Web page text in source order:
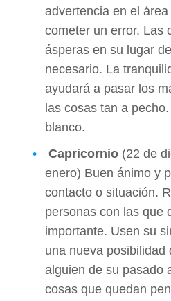
advertencia en el
cometer un error. Las
ásperas en su lugar
necesario. La
ayudará a pasar los
las cosas tan a
blanco.
Capricornio (22 de
enero) Buen ánimo y
contacto o situación.
personas con las que
importante. Usen su
una nueva posibilidad
alguien de su pasado
cosas que quedan